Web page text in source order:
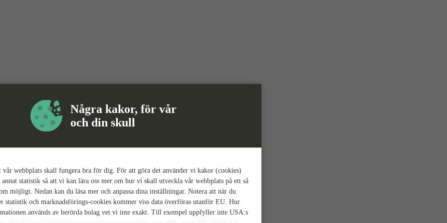
Några kakor, för vår
och din skull
webbplats skall fungera bra för dig. För att göra det använder vi kakor (cookies)
statistik så att vi kan lära oss mer om hur vi skall utveckla vår webbplats på ett så
möjligt. Nedan kan du läsa mer och anpassa dina inställningar. Notera att när du
statistik och marknadsförings-cookies kommer viss data överföras utanför EU. Hur
används av berörda bolag vet vi inte exakt. Till exempel uppfyller inte USA:s